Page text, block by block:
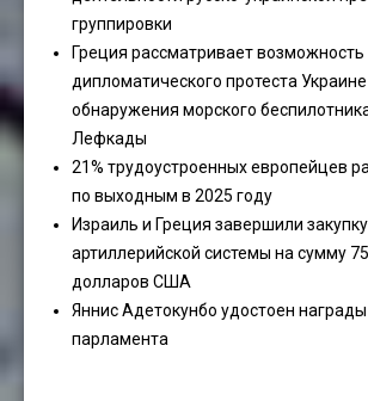
группировки
Греция рассматривает возможность
дипломатического протеста
обнаружения морского
Лефкады
21% трудоустроенных европейцев
по выходным в 2025 году
Израиль и Греция завершили
артиллерийской системы на сумму
долларов США
Яннис Адетокунбо удостоен
парламента